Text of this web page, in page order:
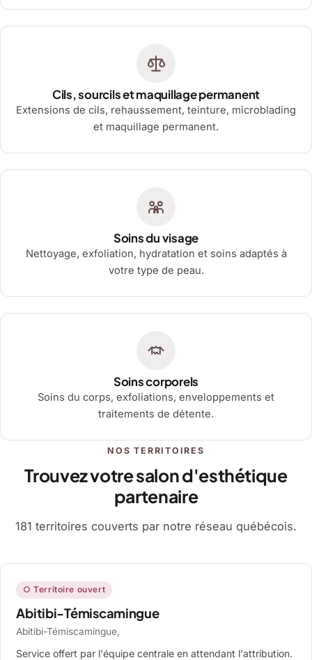
Cils, sourcils et maquillage permanent
Extensions de cils, rehaussement, teinture, microblading
et maquillage permanent.
Soins du visage
Nettoyage, exfoliation, hydratation et soins adaptés à
votre type de peau.
Soins corporels
Soins du corps, exfoliations, enveloppements et
traitements de détente.
NOS TERRITOIRES
Trouvez votre salon d'esthétique
partenaire
181 territoires couverts par notre réseau québécois.
○ Territoire ouvert
Abitibi-Témiscamingue
Abitibi-Témiscamingue,
Service offert par l'équipe centrale en attendant l'attribution.